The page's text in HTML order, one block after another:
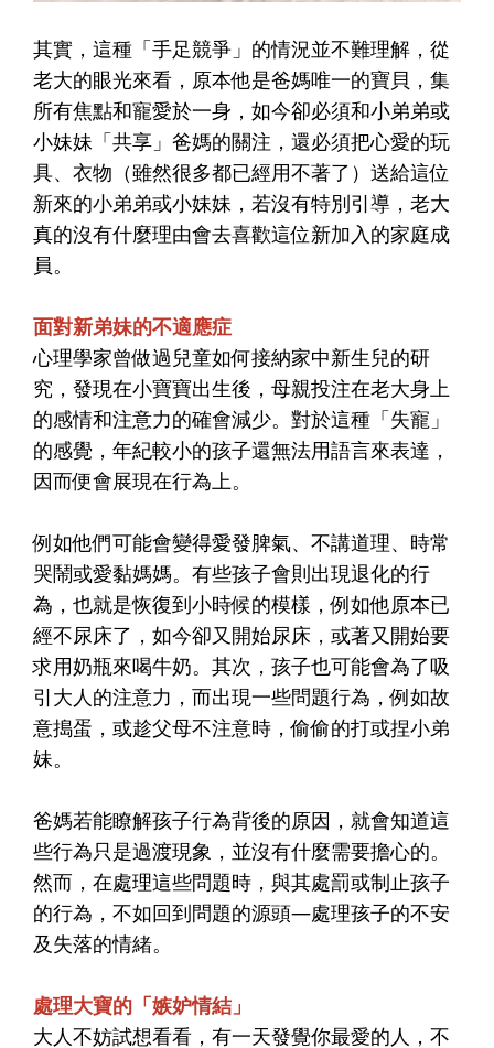
其實，這種「手足競爭」的情況並不難理解，從
老大的眼光來看，原本他是爸媽唯一的寶貝，集
所有焦點和寵愛於一身，如今卻必須和小弟弟或
小妹妹「共享」爸媽的關注，還必須把心愛的玩
具、衣物（雖然很多都已經用不著了）送給這位
新來的小弟弟或小妹妹，若沒有特別引導，老大
真的沒有什麼理由會去喜歡這位新加入的家庭成
員。
面對新弟妹的不適應症
心理學家曾做過兒童如何接納家中新生兒的研
究，發現在小寶寶出生後，母親投注在老大身上
的感情和注意力的確會減少。對於這種「失寵」
的感覺，年紀較小的孩子還無法用語言來表達，
因而便會展現在行為上。
例如他們可能會變得愛發脾氣、不講道理、時常
哭鬧或愛黏媽媽。有些孩子會則出現退化的行
為，也就是恢復到小時候的模樣，例如他原本已
經不尿床了，如今卻又開始尿床，或著又開始要
求用奶瓶來喝牛奶。其次，孩子也可能會為了吸
引大人的注意力，而出現一些問題行為，例如故
意搗蛋，或趁父母不注意時，偷偷的打或捏小弟
妹。
爸媽若能瞭解孩子行為背後的原因，就會知道這
些行為只是過渡現象，並沒有什麼需要擔心的。
然而，在處理這些問題時，與其處罰或制止孩子
的行為，不如回到問題的源頭—處理孩子的不安
及失落的情緒。
處理大寶的「嫉妒情結」
大人不妨試想看看，有一天發覺你最愛的人，不